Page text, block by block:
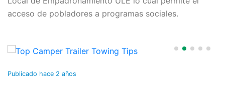
acceso de pobladores a programas sociales.
Publicado hace 2 años